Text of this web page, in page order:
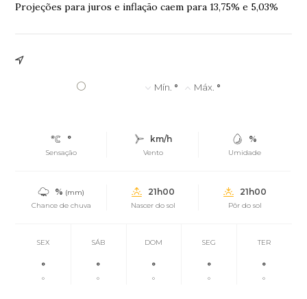
Projeções para juros e inflação caem para 13,75% e 5,03%
° Mín. ° Máx. °
°
Sensação
km/h
Vento
%
Umidade
% (mm)
Chance de chuva
21h00
Nascer do sol
21h00
Pôr do sol
SEX
°
°
SÁB
°
°
DOM
°
°
SEG
°
°
TER
°
°